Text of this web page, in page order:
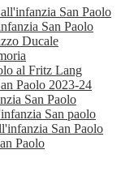
San Paolo
San Paolo
Ducale
al Fritz Lang
Paolo 2023-24
San Paolo
San paolo
San Paolo
Paolo